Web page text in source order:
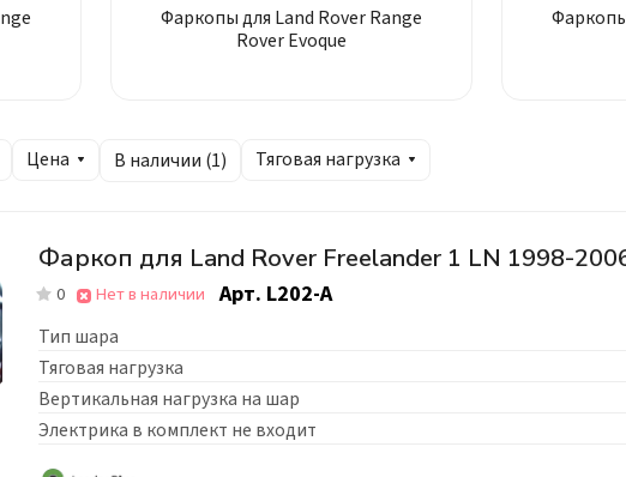
Фаркопы для Land Rover Range
Rover Evoque
Цена В наличии (1) Тяговая нагрузка
Фаркоп для Land Rover Freelander 1 LN 1998-
0 Нет в наличии Арт. L202-A
Тип шара
Тяговая нагрузка
Вертикальная нагрузка на шар
Электрика в комплект не входит